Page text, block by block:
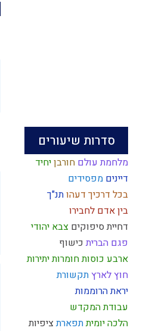
סדרות שיעורים
מלחמת עולם חורבןיחיד
דיינים מפסידים
בכל דרכיך דעהותנ"ך
בין אדם לחבירו
דחיית סיפוקים צבא יהודי
פגם הברית כישוף
ארבע כוסותחומרות יתירות
חוץ לארץתקשורת
יראת הרוממות
עבודת המקדש
הלכה יומיתתפארתציפיות